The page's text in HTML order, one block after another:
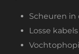
Scheuren
Losse